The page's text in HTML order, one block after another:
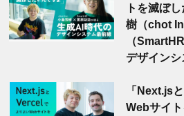
トを滅ぼ
樹（chot
（
デザイン
「Next.js
Webサイ